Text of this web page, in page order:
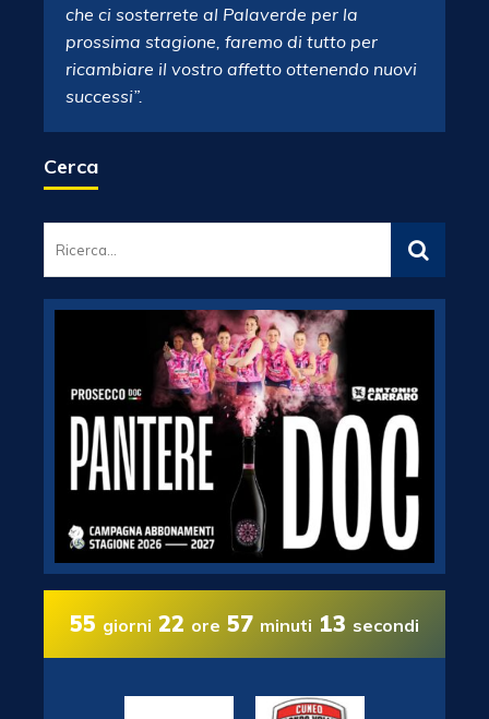
che ci sosterrete al Palaverde per la
prossima stagione, faremo di tutto per
ricambiare il vostro affetto ottenendo nuovi
successi”.
Cerca
55 giorni 22 ore 57 minuti 12 secondi